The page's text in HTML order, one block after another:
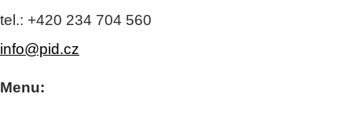
tel.: +420 234 704 560
info@pid.cz
Menu: